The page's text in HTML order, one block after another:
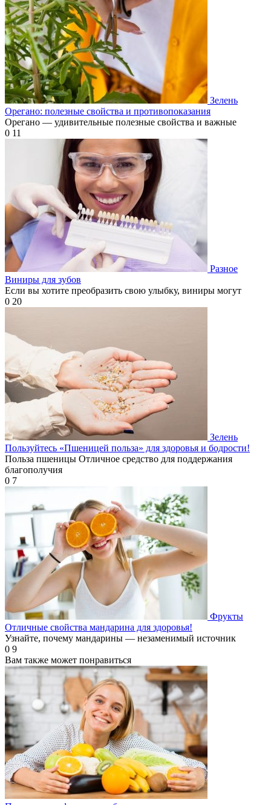
Зелень
Орегано: полезные свойства и противопоказания
Орегано — удивительные полезные свойства и важные
0 11
Разное
Виниры для зубов
Если вы хотите преобразить свою улыбку, виниры могут
0 20
Зелень
Пользуйтесь «Пшеницей польза» для здоровья и бодрости!
Польза пшеницы Отличное средство для поддержания
благополучия
0 7
Фрукты
Отличные свойства мандарина для здоровья!
Узнайте, почему мандарины — незаменимый источник
0 9
Вам также может понравиться